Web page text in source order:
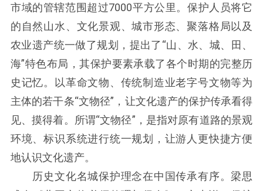
市域的管辖范围超过7000平方公里。保护人员将它
的自然山水、文化景观、城市形态、聚落格局以及
农业遗产统一做了规划，提出了“山、水、城、田、
海”特色布局，其保护要素承载了各个时期的完整历
史记忆。以革命文物、传统制造业老字号文物等为
主体的若干条“文物径”，让文化遗产的保护传承看得
见、摸得着。所谓“文物径”，是指对原有道路的景观
环境、标识系统进行统一规划，让游人更快捷方便
地认识文化遗产。
历史文化名城保护理念在中国传承有序。梁思